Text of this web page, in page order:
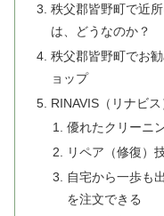
秩父郡皆野町で近
は、どうなのか？
秩父郡皆野町でお
ョップ
RINAVIS（リナビ
優れたクリーニ
リペア（修復）
自宅から一歩も
を注文できる